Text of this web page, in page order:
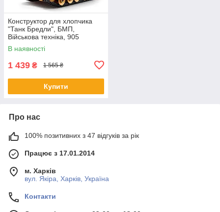
Конструктор для хлопчика
"Танк Бредли", БМП,
Військова техніка, 905
деталей, SLUBAN M38-B1363
В наявності
1 439 ₴ 1 565 ₴
Купити
Про нас
100% позитивних з 47 відгуків за рік
Працює з 17.01.2014
м. Харків
вул. Якіра, Харків, Україна
Контакти